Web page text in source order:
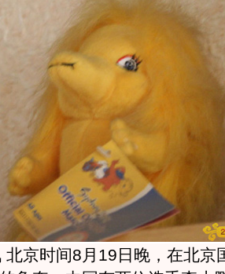
京时间8月19日晚，在北京